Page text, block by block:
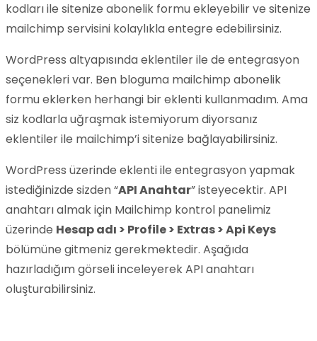
kodları ile sitenize abonelik formu ekleyebilir ve sitenize
mailchimp servisini kolaylıkla entegre edebilirsiniz.
WordPress altyapısında eklentiler ile de entegrasyon
seçenekleri var. Ben bloguma mailchimp abonelik
formu eklerken herhangi bir eklenti kullanmadım. Ama
siz kodlarla uğraşmak istemiyorum diyorsanız
eklentiler ile mailchimp’i sitenize bağlayabilirsiniz.
WordPress üzerinde eklenti ile entegrasyon yapmak
istediğinizde sizden “API Anahtar” isteyecektir. API
anahtarı almak için Mailchimp kontrol panelimiz
üzerinde Hesap adı > Profile > Extras > Api Keys
bölümüne gitmeniz gerekmektedir. Aşağıda
hazırladığım görseli inceleyerek API anahtarı
oluşturabilirsiniz.